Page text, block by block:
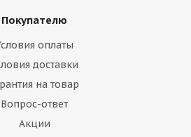
20 5*112 ET30 d73,1 GBF
Покупателю
оплаты
доставки
на товар
Вопрос-ответ
Акции